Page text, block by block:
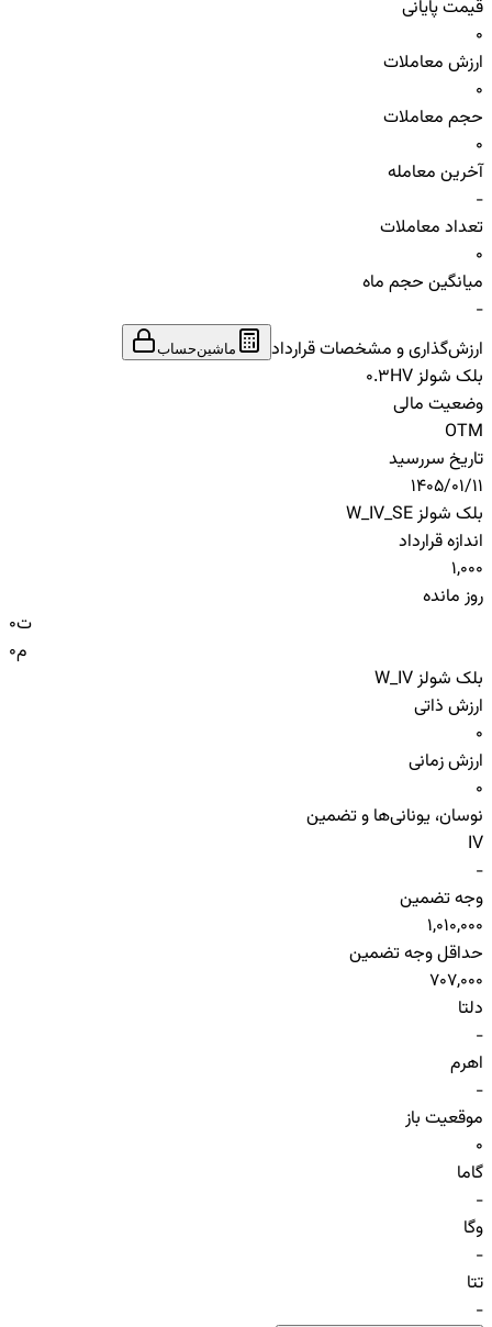
قیمت پایانی
0
ارزش معاملات
0
حجم معاملات
0
آخرین معامله
-
تعداد معاملات
0
میانگین حجم ماه
-
ارزش‌گذاری و مشخصات قرارداد
ماشین‌حساب
بلک شولز HV
0.3
وضعیت مالی
OTM
تاریخ سررسید
1405/01/11
بلک شولز W_IV_SE
اندازه قرارداد
1,000
روز مانده
0ت
0م
بلک شولز W_IV
ارزش ذاتی
0
ارزش زمانی
0
نوسان، یونانی‌ها و تضمین
IV
-
وجه تضمین
1,010,000
حداقل وجه تضمین
707,000
دلتا
-
اهرم
-
موقعیت باز
0
گاما
-
وگا
-
تتا
-